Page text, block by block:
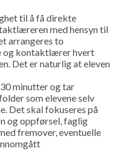
til å få direkte
med hensyn til
arrangeres to
og kontaktlærer hvert
Det er naturlig at eleven
minutter og tar
som elevene selv
Det skal fokuseres på
og oppførsel, faglig
fremover, eventuelle